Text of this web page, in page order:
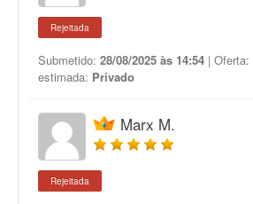
Rejeitada
Submetido: 28/08/2025 às 14:54 | Oferta:
estimada: Privado
Marx M.
Rejeitada